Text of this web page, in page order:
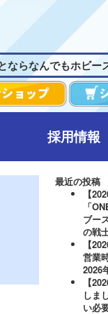
ならなんでもホビー
採用情報
最近の投稿
【
「
ブー
の戦
【
営業
2026
【
しま
い必